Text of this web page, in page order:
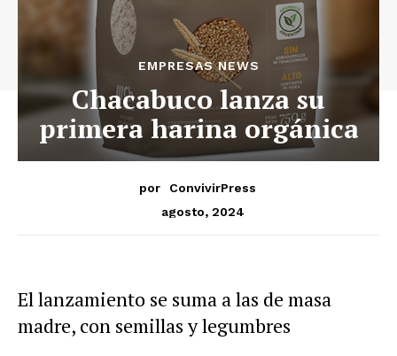
EMPRESAS NEWS
Chacabuco lanza su
primera harina orgánica
por
ConvivirPress
agosto, 2024
El lanzamiento se suma a las de masa
madre, con semillas y legumbres